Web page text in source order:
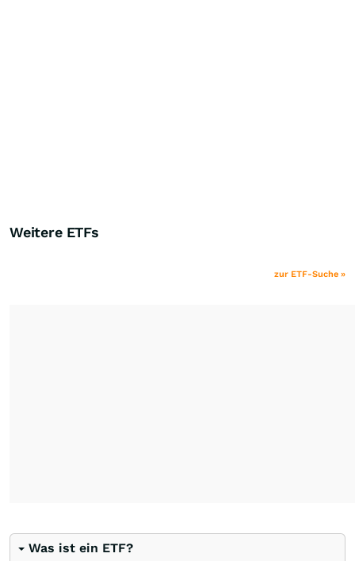
Weitere ETFs
zur ETF-Suche »
Was ist ein ETF?